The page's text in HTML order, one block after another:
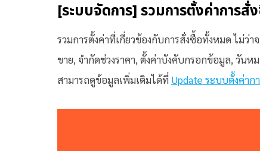
[ระบบจัดการ] รวมการตั้งค่าการสั่
รวมการตั้งค่าที่เกี่ยวข้องกับการสั่งซื้อทั้งหมด ไม่ว่
ขาย, จำกัดช่วงราคา, ตั้งค่าบังคับกรอกข้อมูล, วันห
สามารถดูข้อมูลเพิ่มเติมได้ที่ Update ระบบตั้งค่าก